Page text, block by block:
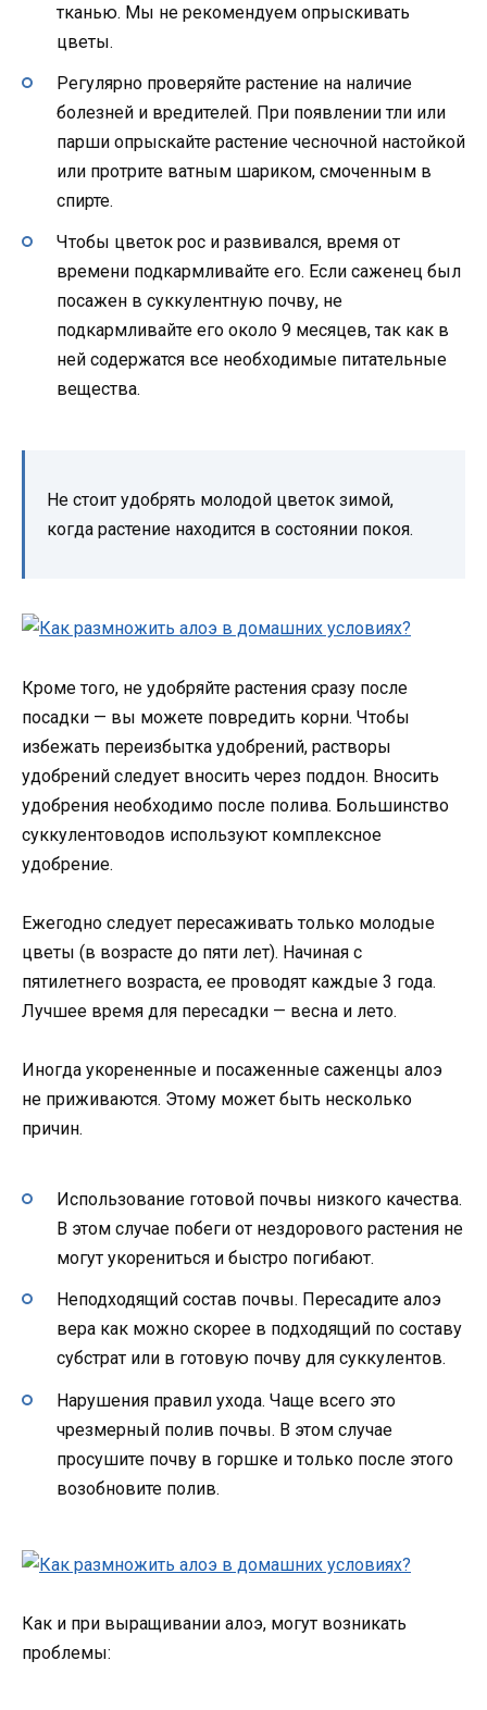
тканью. Мы не рекомендуем опрыскивать
цветы.
Регулярно проверяйте растение на наличие
болезней и вредителей. При появлении тли или
парши опрыскайте растение чесночной настойкой
или протрите ватным шариком, смоченным в
спирте.
Чтобы цветок рос и развивался, время от
времени подкармливайте его. Если саженец был
посажен в суккулентную почву, не
подкармливайте его около 9 месяцев, так как в
ней содержатся все необходимые питательные
вещества.
Не стоит удобрять молодой цветок зимой,
когда растение находится в состоянии покоя.
Кроме того, не удобряйте растения сразу после
посадки — вы можете повредить корни. Чтобы
избежать переизбытка удобрений, растворы
удобрений следует вносить через поддон. Вносить
удобрения необходимо после полива. Большинство
суккулентоводов используют комплексное
удобрение.
Ежегодно следует пересаживать только молодые
цветы (в возрасте до пяти лет). Начиная с
пятилетнего возраста, ее проводят каждые 3 года.
Лучшее время для пересадки — весна и лето.
Иногда укорененные и посаженные саженцы алоэ
не приживаются. Этому может быть несколько
причин.
Использование готовой почвы низкого качества.
В этом случае побеги от нездорового растения не
могут укорениться и быстро погибают.
Неподходящий состав почвы. Пересадите алоэ
вера как можно скорее в подходящий по составу
субстрат или в готовую почву для суккулентов.
Нарушения правил ухода. Чаще всего это
чрезмерный полив почвы. В этом случае
просушите почву в горшке и только после этого
возобновите полив.
Как и при выращивании алоэ, могут возникать
проблемы: